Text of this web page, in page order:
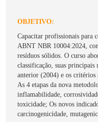
OBJETIVO:
Capacitar profissionais para
ABNT NBR 10004:2024,
resíduos sólidos. O curso
classificação, suas principais
anterior (2004) e os
As 4 etapas da nova
inflamabilidade,
toxicidade; Os novos
carcinogenicidade,